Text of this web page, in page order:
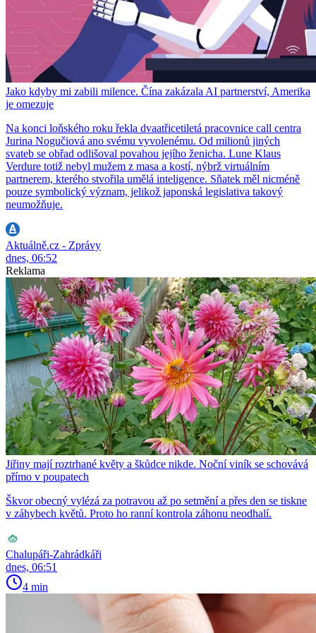
Jako kdyby mi zabili milence. Čína zakázala AI partnerství, Amerika
je omezuje
Na konci loňského roku řekla dvaatřicetiletá pracovnice call centra
Jurina Nogučiová ano svému vyvolenému. Od milionů jiných
svateb se obřad odlišoval povahou jejího ženicha. Lune Klaus
Verdure totiž nebyl mužem z masa a kostí, nýbrž virtuálním
partnerem, kterého stvořila umělá inteligence. Sňatek měl nicméně
pouze symbolický význam, jelikož japonská legislativa takový
neumožňuje.
Aktuálně.cz - Zprávy
dnes, 06:52
Reklama
Jiřiny mají roztrhané květy a škůdce nikde. Noční viník se schovává
přímo v poupatech
Škvor obecný vylézá za potravou až po setmění a přes den se tiskne
v záhybech květů. Proto ho ranní kontrola záhonu neodhalí.
Chalupáři-Zahrádkáři
dnes, 06:51
4 min